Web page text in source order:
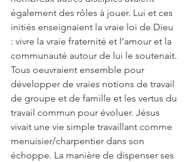
également des rôles à jouer. Lui et ces
initiés enseignaient la vraie loi de Dieu
: vivre la vraie fraternité et l’amour et la
communauté autour de lui le soutenait.
Tous oeuvraient ensemble pour
développer de vraies notions de travail
de groupe et de famille et les vertus du
travail commun pour évoluer. Jésus
vivait une vie simple travaillant comme
menuisier/charpentier dans son
échoppe. La manière de dispenser ses